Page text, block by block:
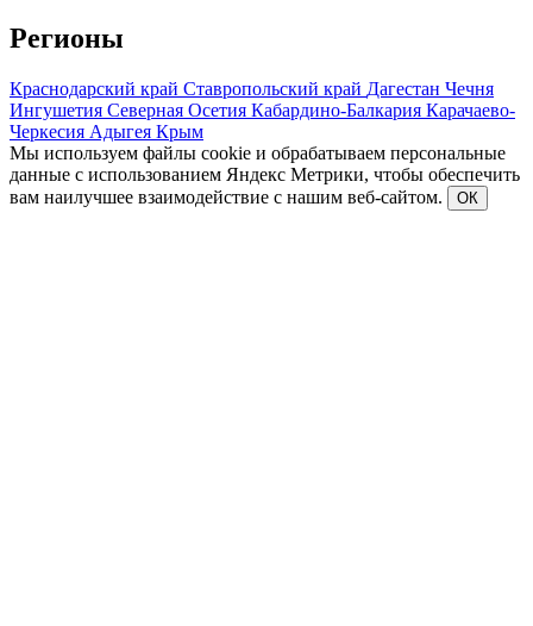
Регионы
Краснодарский край Ставропольский край Дагестан Чечня
Ингушетия Северная Осетия Кабардино-Балкария Карачаево-
Черкесия Адыгея Крым
Мы используем файлы cookie и обрабатываем персональные
данные с использованием Яндекс Метрики, чтобы обеспечить
вам наилучшее взаимодействие с нашим веб-сайтом.
ОК